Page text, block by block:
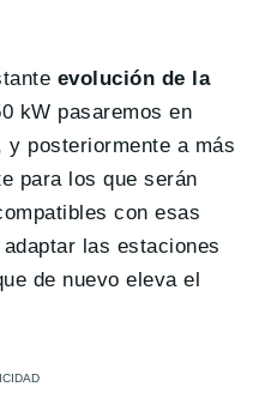
evolución de la
kW pasaremos en
y posteriormente a más
para los que serán
con esas
las estaciones
de nuevo eleva el